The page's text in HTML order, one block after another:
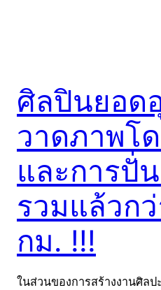
ศิลปินยอด
วาดภาพโ
และการปั่
รวมแล้วก
กม. !!!
ในส่วนของการสร้างงานศิล